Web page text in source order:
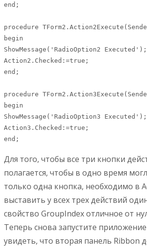
end;
procedure
begin
ShowMessage('RadioOption2 Executed');
Action2.Checked:=true;
end;
procedure
begin
ShowMessage('RadioOption3 Executed');
Action3.Checked:=true;
end;
Для того, чтобы все три кнопки
полагается, чтобы в одно время
только одна кнопка, необходимо в
выставить у всех трех действий
свойство GroupIndex отличное от
Теперь снова запустите
увидеть, что вторая панель Ribbon